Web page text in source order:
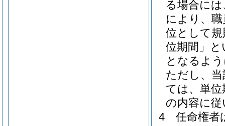
る場合には
により、
位として
位期間」と
となるよ
ただし、
ては、単
の内容に
4
任命権者